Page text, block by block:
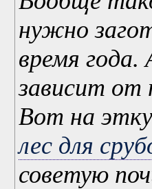
нужно
время
зависит от
Вот на
лес для
советую